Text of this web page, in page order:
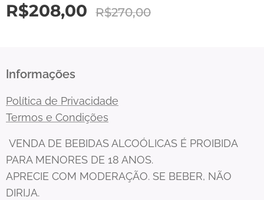
R$208,00 R$270,00
Informações
Política de Privacidade
Termos e Condições
VENDA DE BEBIDAS ALCOÓLICAS É PROIBIDA
PARA MENORES DE 18 ANOS.
APRECIE COM MODERAÇÃO. SE BEBER, NÃO
DIRIJA.